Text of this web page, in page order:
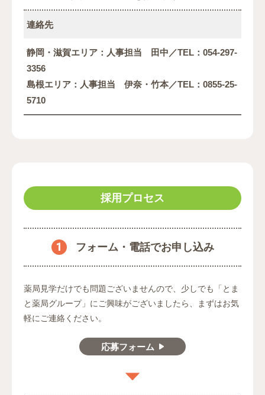
連絡先
静岡・滋賀エリア：人事担当 田中／TEL：054-297-
3356
島根エリア：人事担当 伊奈・竹本／TEL：0855-25-
5710
採用プロセス
1 フォーム・電話でお申し込み
薬局見学だけでも問題ございませんので、 少しでも「とま
と薬局グループ」にご興味がございましたら、
まずはお気
軽にご連絡ください。
応募フォーム